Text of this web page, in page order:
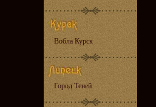
Вобла Курск
Город Теней